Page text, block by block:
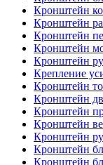
Кронштейн
Кронштейн
Кронштейн
Кронштейн
Кронштейн
Крепление
Кронштейн
Кронштейн
Кронштейн
Кронштейн
Кронштейн
Кронштейн
Кронштейн